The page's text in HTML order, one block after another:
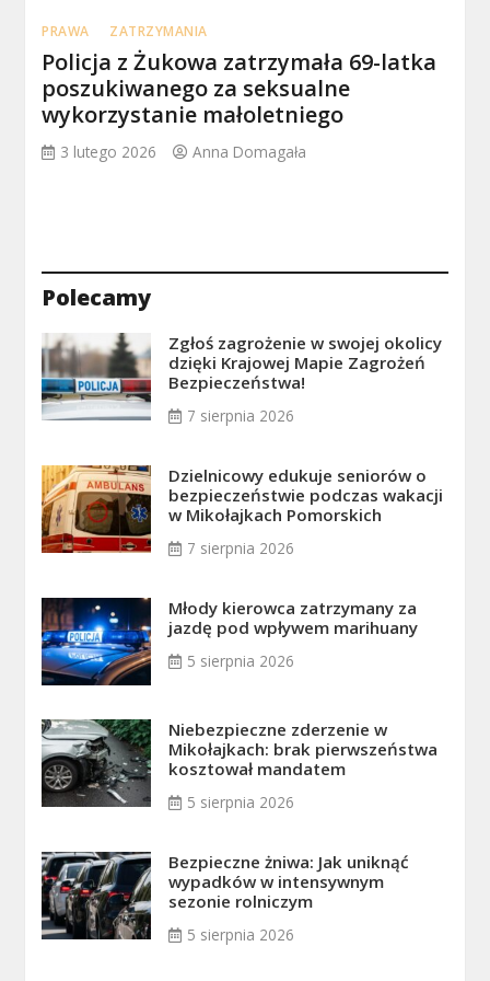
PRAWA ZATRZYMANIA
Policja z Żukowa zatrzymała 69-latka
poszukiwanego za seksualne
wykorzystanie małoletniego
3 lutego 2026 Anna Domagała
Polecamy
Zgłoś zagrożenie w swojej okolicy
dzięki Krajowej Mapie Zagrożeń
Bezpieczeństwa!
7 sierpnia 2026
Dzielnicowy edukuje seniorów o
bezpieczeństwie podczas wakacji
w Mikołajkach Pomorskich
7 sierpnia 2026
Młody kierowca zatrzymany za
jazdę pod wpływem marihuany
5 sierpnia 2026
Niebezpieczne zderzenie w
Mikołajkach: brak pierwszeństwa
kosztował mandatem
5 sierpnia 2026
Bezpieczne żniwa: Jak uniknąć
wypadków w intensywnym
sezonie rolniczym
5 sierpnia 2026